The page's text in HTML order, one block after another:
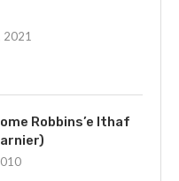
2021
Robbins’e Ithaf